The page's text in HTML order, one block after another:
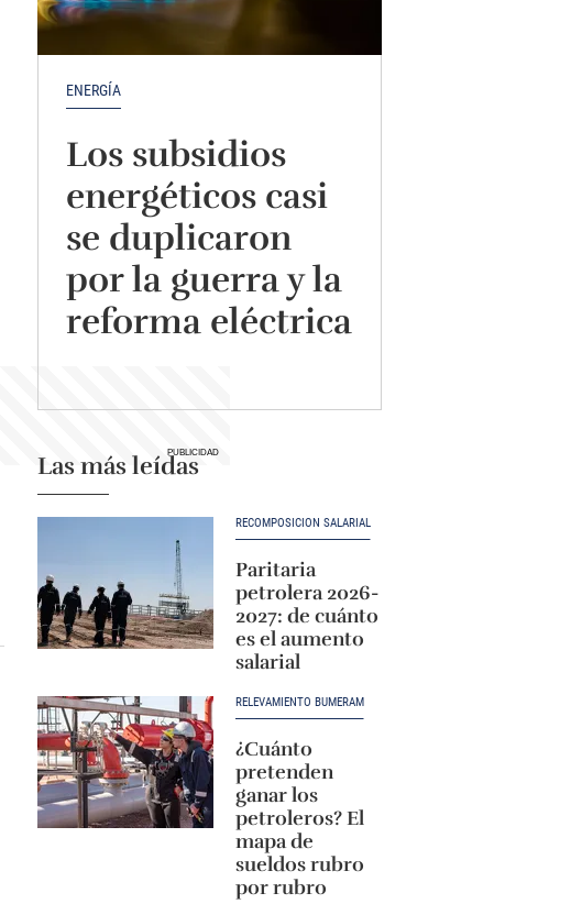
ENERGÍA
Los subsidios
energéticos casi
se duplicaron
por la guerra y la
reforma eléctrica
Las más leídas
RECOMPOSICIÓN SALARIAL
Paritaria
petrolera 2026-
2027: de cuánto
es el aumento
salarial
RELEVAMIENTO BUMERAM
¿Cuánto
pretenden
ganar los
petroleros? El
mapa de
sueldos rubro
por rubro